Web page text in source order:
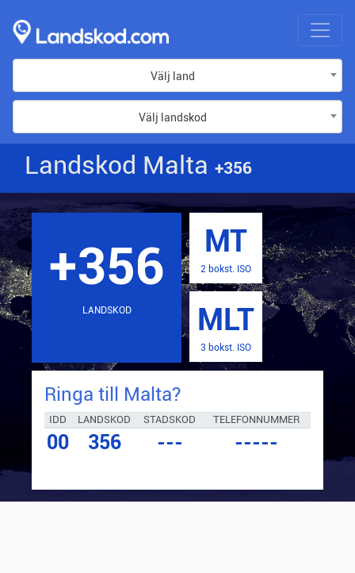
Välj land
Välj landskod
Landskod Malta +356
+356
LANDSKOD
MT
2 bokst. ISO
MLT
3 bokst. ISO
Ringa till Malta?
IDD LANDSKOD STADSKOD TELEFONNUMMER
00 356 --- -----